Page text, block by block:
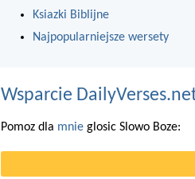
Ksiazki Biblijne
Najpopularniejsze wersety
Wsparcie
Pomoz dla mnie glosic Slowo Boze: